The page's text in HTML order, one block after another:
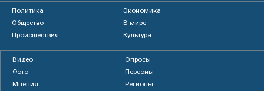
Политика
Экономика
Общество
В мире
Происшествия
Культура
Видео
Опросы
Фото
Персоны
Мнения
Регионы